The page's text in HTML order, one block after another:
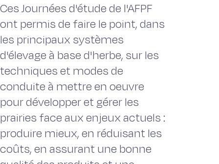
Ces Journées d'étude de l'AFPF
ont permis de faire le point, dans
les principaux systèmes
d'élevage à base d'herbe, sur les
techniques et modes de
conduite à mettre en oeuvre
pour développer et gérer les
prairies face aux enjeux actuels :
produire mieux, en réduisant les
coûts, en assurant une bonne